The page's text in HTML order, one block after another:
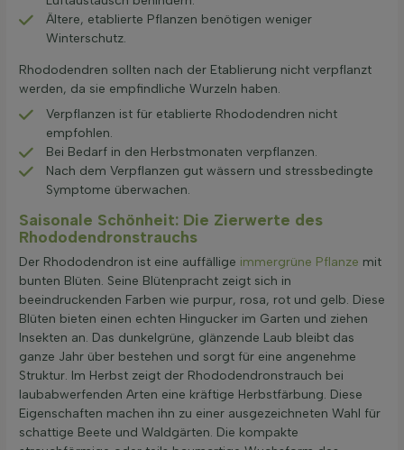
Ältere, etablierte Pflanzen benötigen weniger
Winterschutz.
Rhododendren sollten nach der Etablierung nicht verpflanzt
werden, da sie empfindliche Wurzeln haben.
Verpflanzen ist für etablierte Rhododendren nicht
empfohlen.
Bei Bedarf in den Herbstmonaten verpflanzen.
Nach dem Verpflanzen gut wässern und stressbedingte
Symptome überwachen.
Saisonale Schönheit: Die Zierwerte des
Rhododendronstrauchs
Der Rhododendron ist eine auffällige immergrüne Pflanze mit
bunten Blüten. Seine Blütenpracht zeigt sich in
beeindruckenden Farben wie purpur, rosa, rot und gelb. Diese
Blüten bieten einen echten Hingucker im Garten und ziehen
Insekten an. Das dunkelgrüne, glänzende Laub bleibt das
ganze Jahr über bestehen und sorgt für eine angenehme
Struktur. Im Herbst zeigt der Rhododendronstrauch bei
laubabwerfenden Arten eine kräftige Herbstfärbung. Diese
Eigenschaften machen ihn zu einer ausgezeichneten Wahl für
schattige Beete und Waldgärten. Die kompakte